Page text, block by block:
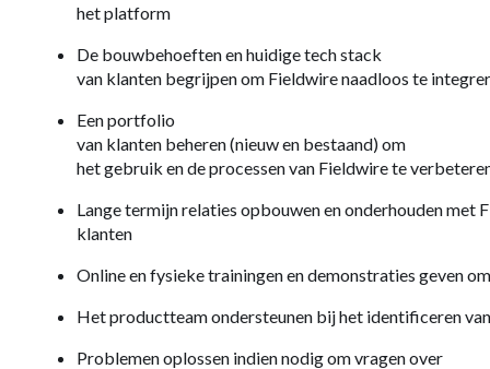
het platform
De bouwbehoeften en huidige tech stack
van klanten begrijpen om Fieldwire naadloos te
Een portfolio
van klanten beheren (nieuw en bestaand) om
het gebruik en de processen van Fieldwire te
Lange termijn relaties opbouwen en onderhouden met
klanten
Online en fysieke trainingen en demonstraties geven
Het productteam ondersteunen bij het identificeren
Problemen oplossen indien nodig om vragen over